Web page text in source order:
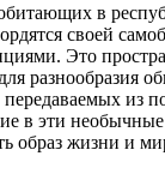
в
своей
Это
разнообразия
из
в эти
образ жизни и